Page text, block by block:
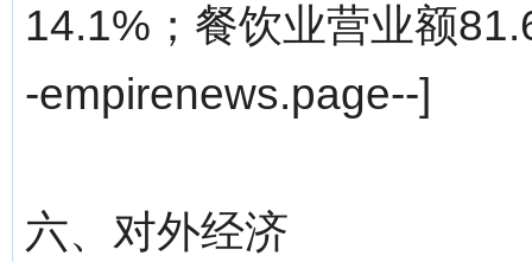
14.1%；餐饮业营业额
-empirenews.page--]
六、对外经济